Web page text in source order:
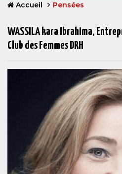
Accueil Pensées
WASSILA kara Ibrahima,
Club des Femmes DRH